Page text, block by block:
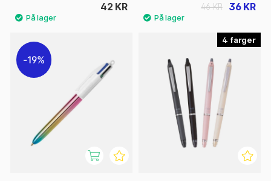
42 KR 36 KR
46 KR
19%
4